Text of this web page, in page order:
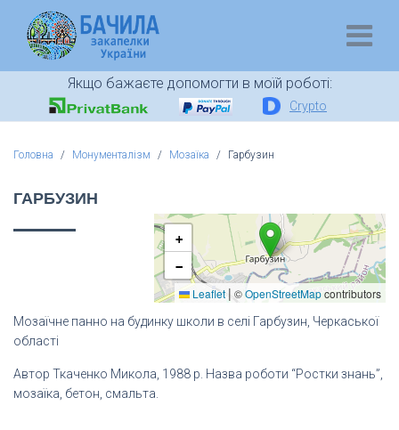
Якщо бажаєте допомогти в моїй роботі:
Crypto
Головна Монументалізм Мозаїка Гарбузин
ГАРБУЗИН
+
−
Leaflet | ©OpenStreetMapcontributors
Мозаїчне панно на будинку школи в селі Гарбузин, Черкаської
області
Автор Ткаченко Микола, 1988 р. Назва роботи “Ростки знань”,
мозаїка, бетон, смальта.